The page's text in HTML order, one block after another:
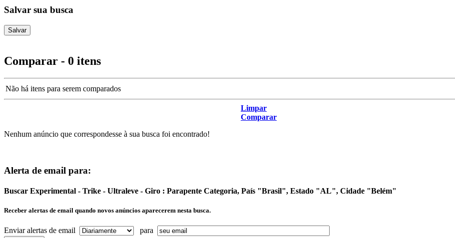
Salvar sua busca
Comparar - 0 itens
Não há itens para serem comparados
Limpar
Comparar
Nenhum anúncio que correspondesse à sua busca foi encontrado!
Alerta de email para:
Buscar Experimental - Trike - Ultraleve - Giro : Parapente Categoria, País "Brasil", Estado "AL", Cidade "Belém"
Receber alertas de email quando novos anúncios aparecerem nesta busca.
Enviar alertas de email para